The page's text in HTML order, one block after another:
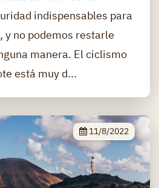
indispensables para
no podemos restarle
manera. El ciclismo
está muy d...
11/8/2022